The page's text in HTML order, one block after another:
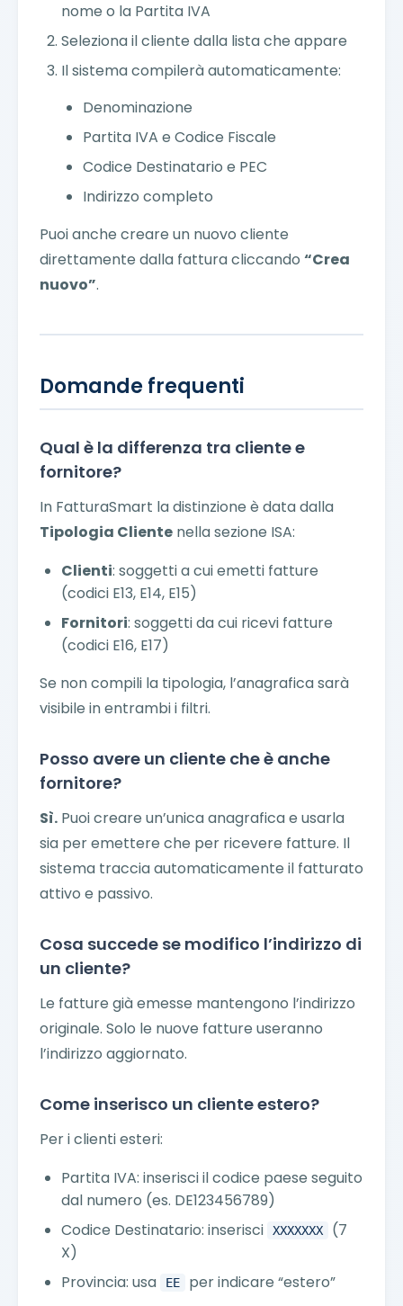
nome o la Partita IVA
Seleziona il cliente dalla lista che appare
Il sistema compilerà automaticamente:
Denominazione
Partita IVA e Codice Fiscale
Codice Destinatario e PEC
Indirizzo completo
Puoi anche creare un nuovo cliente
direttamente dalla fattura cliccando “Crea
nuovo”.
Domande frequenti
Qual è la differenza tra cliente e
fornitore?
In FatturaSmart la distinzione è data dalla
Tipologia Cliente nella sezione ISA:
Clienti: soggetti a cui emetti fatture
(codici E13, E14, E15)
Fornitori: soggetti da cui ricevi fatture
(codici E16, E17)
Se non compili la tipologia, l’anagrafica sarà
visibile in entrambi i filtri.
Posso avere un cliente che è anche
fornitore?
Sì. Puoi creare un’unica anagrafica e usarla
sia per emettere che per ricevere fatture. Il
sistema traccia automaticamente il fatturato
attivo e passivo.
Cosa succede se modifico l’indirizzo di
un cliente?
Le fatture già emesse mantengono l’indirizzo
originale. Solo le nuove fatture useranno
l’indirizzo aggiornato.
Come inserisco un cliente estero?
Per i clienti esteri:
Partita IVA: inserisci il codice paese seguito
dal numero (es. DE123456789)
Codice Destinatario: inserisci
XXXXXXX
(7
X)
Provincia: usa
EE per indicare “estero”